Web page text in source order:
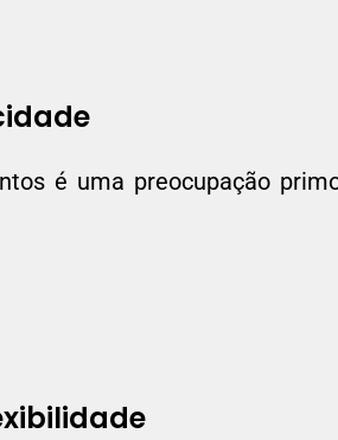
é uma preocupação